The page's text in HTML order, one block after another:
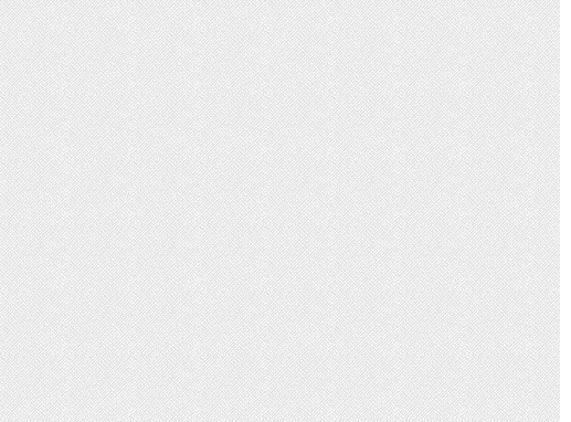
قیمت روز محصولات ایران‌خودرو و سایپا
دوشنبه ۵ مرداد ۱۴۰۵
1 هفته قبل
قیمت محصولات ایران‌خودرو و سایپا یکشنبه
۴ مرداد ۱۴۰۵
1 هفته قبل
قیمت روز محصولات ایران‌خودرو و سایپا
شنبه ۳ مرداد ۱۴۰۵
1 هفته قبل
ثبت‌نام بیش از ۱۵ هزار داوطلب دستیاری
آموزشی تا امروز/ مهلت ثبت نام تمدید شد
1 هفته قبل
افزایش دما در نیمه شمالی کشور از امروز
تا یکشنبه